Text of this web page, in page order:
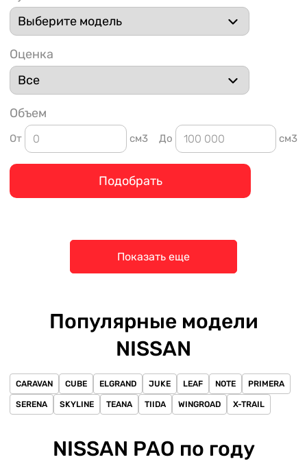
Оценка
Объем
От см3 До см3
Подобрать
Показать еще
Популярные модели
NISSAN
CARAVAN CUBE ELGRAND JUKE LEAF NOTE PRIMERA
SERENA SKYLINE TEANA TIIDA WINGROAD X-TRAIL
NISSAN PAO по году